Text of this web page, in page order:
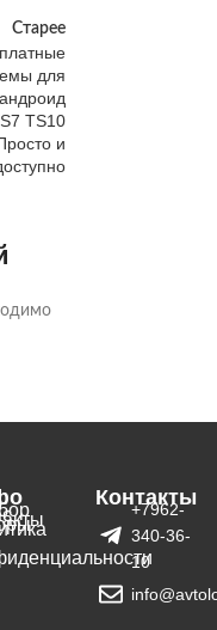
Старее
для
TS10
и
Контакты
+7962-
340-36-
10